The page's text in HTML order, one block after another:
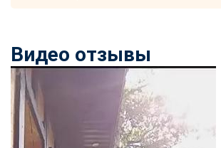
Видео отзывы